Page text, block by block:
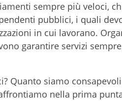
sempre più veloci,
pubblici, i quali
in cui lavorano.
garantire servizi
Quanto siamo
nella prima